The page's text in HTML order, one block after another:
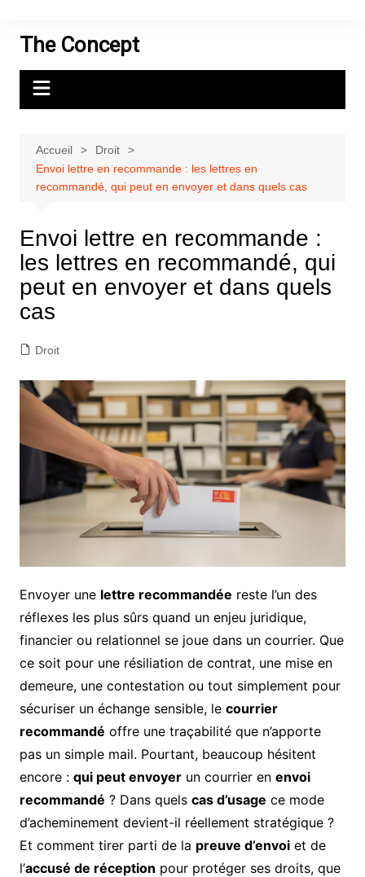
contenuThe Concept
Accueil
Droit
Envoi lettre en recommande : les lettres en
recommandé, qui peut en envoyer et dans quels cas
Envoi lettre en recommande :
les lettres en recommandé, qui
peut en envoyer et dans quels
cas
Droit
Envoyer une lettre recommandée reste l’un des
réflexes les plus sûrs quand un enjeu juridique,
financier ou relationnel se joue dans un courrier. Que
ce soit pour une résiliation de contrat, une mise en
demeure, une contestation ou tout simplement pour
sécuriser un échange sensible, le courrier
recommandé offre une traçabilité que n’apporte
pas un simple mail. Pourtant, beaucoup hésitent
encore : qui peut envoyerun courrier en envoi
recommandé ? Dans quels cas d’usage ce mode
d’acheminement devient-il réellement stratégique ?
Et comment tirer parti de la preuve d’envoiet de
l’accusé de réception pour protéger ses droits, que